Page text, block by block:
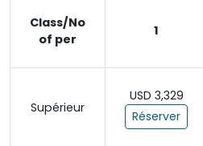
Class/No
of per
1
Supérieur
USD 3,329
Réserver